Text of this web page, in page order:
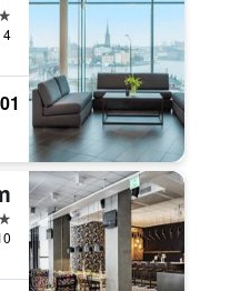
4 כוכבים
3 כוכבים